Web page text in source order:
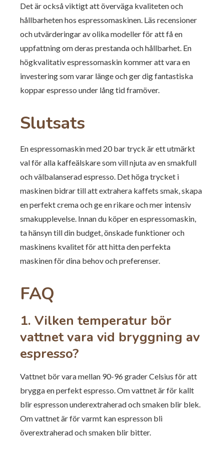
Det är också viktigt att överväga kvaliteten och
hållbarheten hos espressomaskinen. Läs recensioner
och utvärderingar av olika modeller för att få en
uppfattning om deras prestanda och hållbarhet. En
högkvalitativ espressomaskin kommer att vara en
investering som varar länge och ger dig fantastiska
koppar espresso under lång tid framöver.
Slutsats
En espressomaskin med 20 bar tryck är ett utmärkt
val för alla kaffeälskare som vill njuta av en smakfull
och välbalanserad espresso. Det höga trycket i
maskinen bidrar till att extrahera kaffets smak, skapa
en perfekt crema och ge en rikare och mer intensiv
smakupplevelse. Innan du köper en espressomaskin,
ta hänsyn till din budget, önskade funktioner och
maskinens kvalitet för att hitta den perfekta
maskinen för dina behov och preferenser.
FAQ
1. Vilken temperatur bör
vattnet vara vid bryggning av
espresso?
Vattnet bör vara mellan 90-96 grader Celsius för att
brygga en perfekt espresso. Om vattnet är för kallt
blir espresson underextraherad och smaken blir blek.
Om vattnet är för varmt kan espresson bli
överextraherad och smaken blir bitter.